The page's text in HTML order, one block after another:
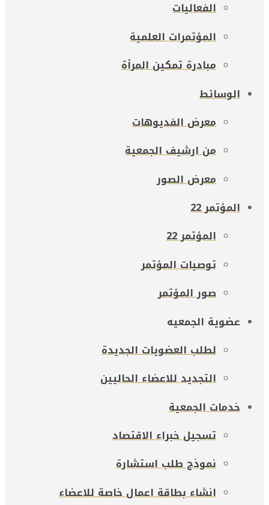
الفعاليات
المؤتمرات العلمية
مبادرة تمكين المرأة
الوسائط
معرض الفديوهات
من ارشيف الجمعية
معرض الصور
المؤتمر 22
المؤتمر 22
توصيات المؤتمر
صور المؤتمر
عضوية الجمعيه
لطلب العضويات الجديدة
التجديد للاعضاء الحاليين
خدمات الجمعية
تسجيل خبراء الاقتصاد
نموذج طلب استشارة
انشاء بطاقة اعمال خاصة للاعضاء